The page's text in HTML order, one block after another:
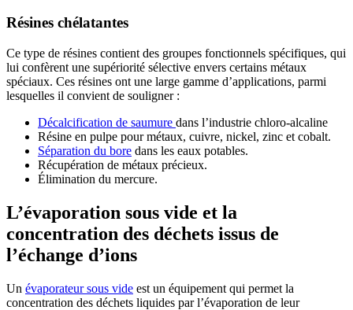
Résines chélatantes
Ce type de résines contient des groupes fonctionnels spécifiques, qui
lui confèrent une supériorité sélective envers certains métaux
spéciaux. Ces résines ont une large gamme d’applications, parmi
lesquelles il convient de souligner :
Décalcification de saumure dans l’industrie chloro-alcaline
Résine en pulpe pour métaux, cuivre, nickel, zinc et cobalt.
Séparation du bore dans les eaux potables.
Récupération de métaux précieux.
Élimination du mercure.
L’évaporation sous vide et la
concentration des déchets issus de
l’échange d’ions
Un évaporateur sous vide est un équipement qui permet la
concentration des déchets liquides par l’évaporation de leur